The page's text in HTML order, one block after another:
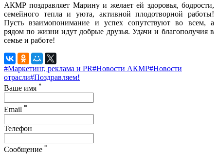
АКМР поздравляет Марину и желает ей здоровья, бодрости,
семейного тепла и уюта, активной плодотворной работы!
Пусть взаимопонимание и успех сопутствуют во всем, а
рядом по жизни идут добрые друзья. Удачи и благополучия в
семье и работе!
#Маркетинг, реклама и PR#Новости АКМР#Новости
отрасли#Поздравляем!
Ваше имя *
Email *
Телефон
Сообщение *